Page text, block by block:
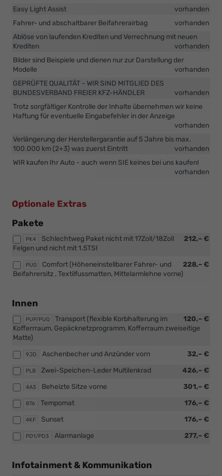
Easy Light Assist
vorhanden
Fahrer- und abschaltbarer Beifahrerairbag
vorhanden
Ablöse von laufenden Krediten und Verrechnung mit neuen
Krediten
vorhanden
Bilder sind Beispiele und dienen nur zur Darstellung der
Modelle
vorhanden
GEPRÜFTE QUALITÄT - WIR SIND MITGLIED DES
BUNDESVERBAND FREIER KFZ-HÄNDLER
vorhanden
Trotz sorgfältiger Kontrolle der Inhalte übernehmen wir keine
Haftung für eventuelle Eingabefehler in der Anzeige
vorhanden
Verlängerung der Herstellergarantie auf 5 Jahre bis max.
100.000 km (2+3) was zuerst Eintritt
vorhanden
WIR kaufen Ihr Auto - auch wenn SIE keines bei uns kaufen!
vorhanden
Optionale Extras
Pakete
PK4 212,– €
Schlechtweg Paket nicht mit 17Zoll/18Zoll
Felgen und nicht mit 1.5TSI
PU0 228,– €
Comfort (Höheneinstellbarer Fahrer- und
Beifahrersitz , Textilfussmatten, Mittelarmlehne vorne)
Innen
PUP/PUQ 120,– €
Transport (flexible Korbhalterung im
Kofferrraum, Gepäcknetzprogramm, Kofferraum zweiseitige
Matte)
9JD 32,– €
Aschenbecher und Anzünder vorn
PLB 426,– €
Zwei-Speichen-Leder Multilenkrad
4A3 301,– €
Beheizte Sitze vorne
8T6 176,– €
Tempomat
4KF 176,– €
Sunset
PD1/PD3 277,– €
Alarmanlage
Infotainment & Kommunikation